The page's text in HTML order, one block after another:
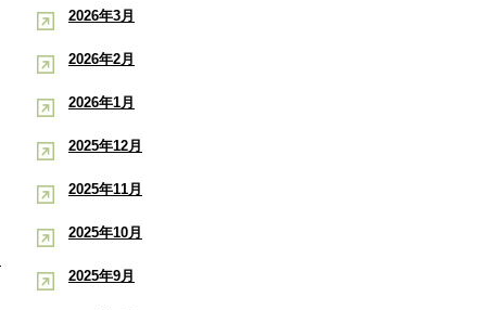
2026年3月
2026年2月
2026年1月
2025年12月
2025年11月
2025年10月
2025年9月